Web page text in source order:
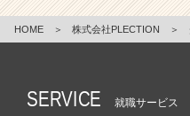
HOME ＞ 株式会社PLECTION ＞
SERVICE 就職サービス